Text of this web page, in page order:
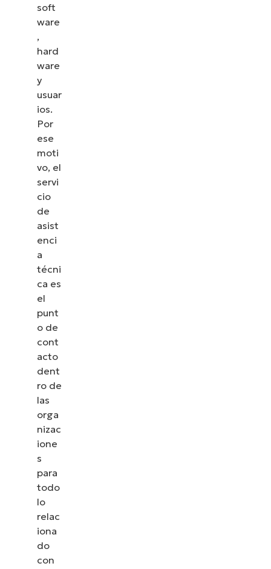
soft
ware
,
hard
ware
y
usuar
ios.
Por
ese
moti
vo, el
servi
cio
de
asist
enci
a
técni
ca es
el
punt
o de
cont
acto
dent
ro de
las
orga
nizac
ione
s
para
todo
lo
relac
iona
do
con